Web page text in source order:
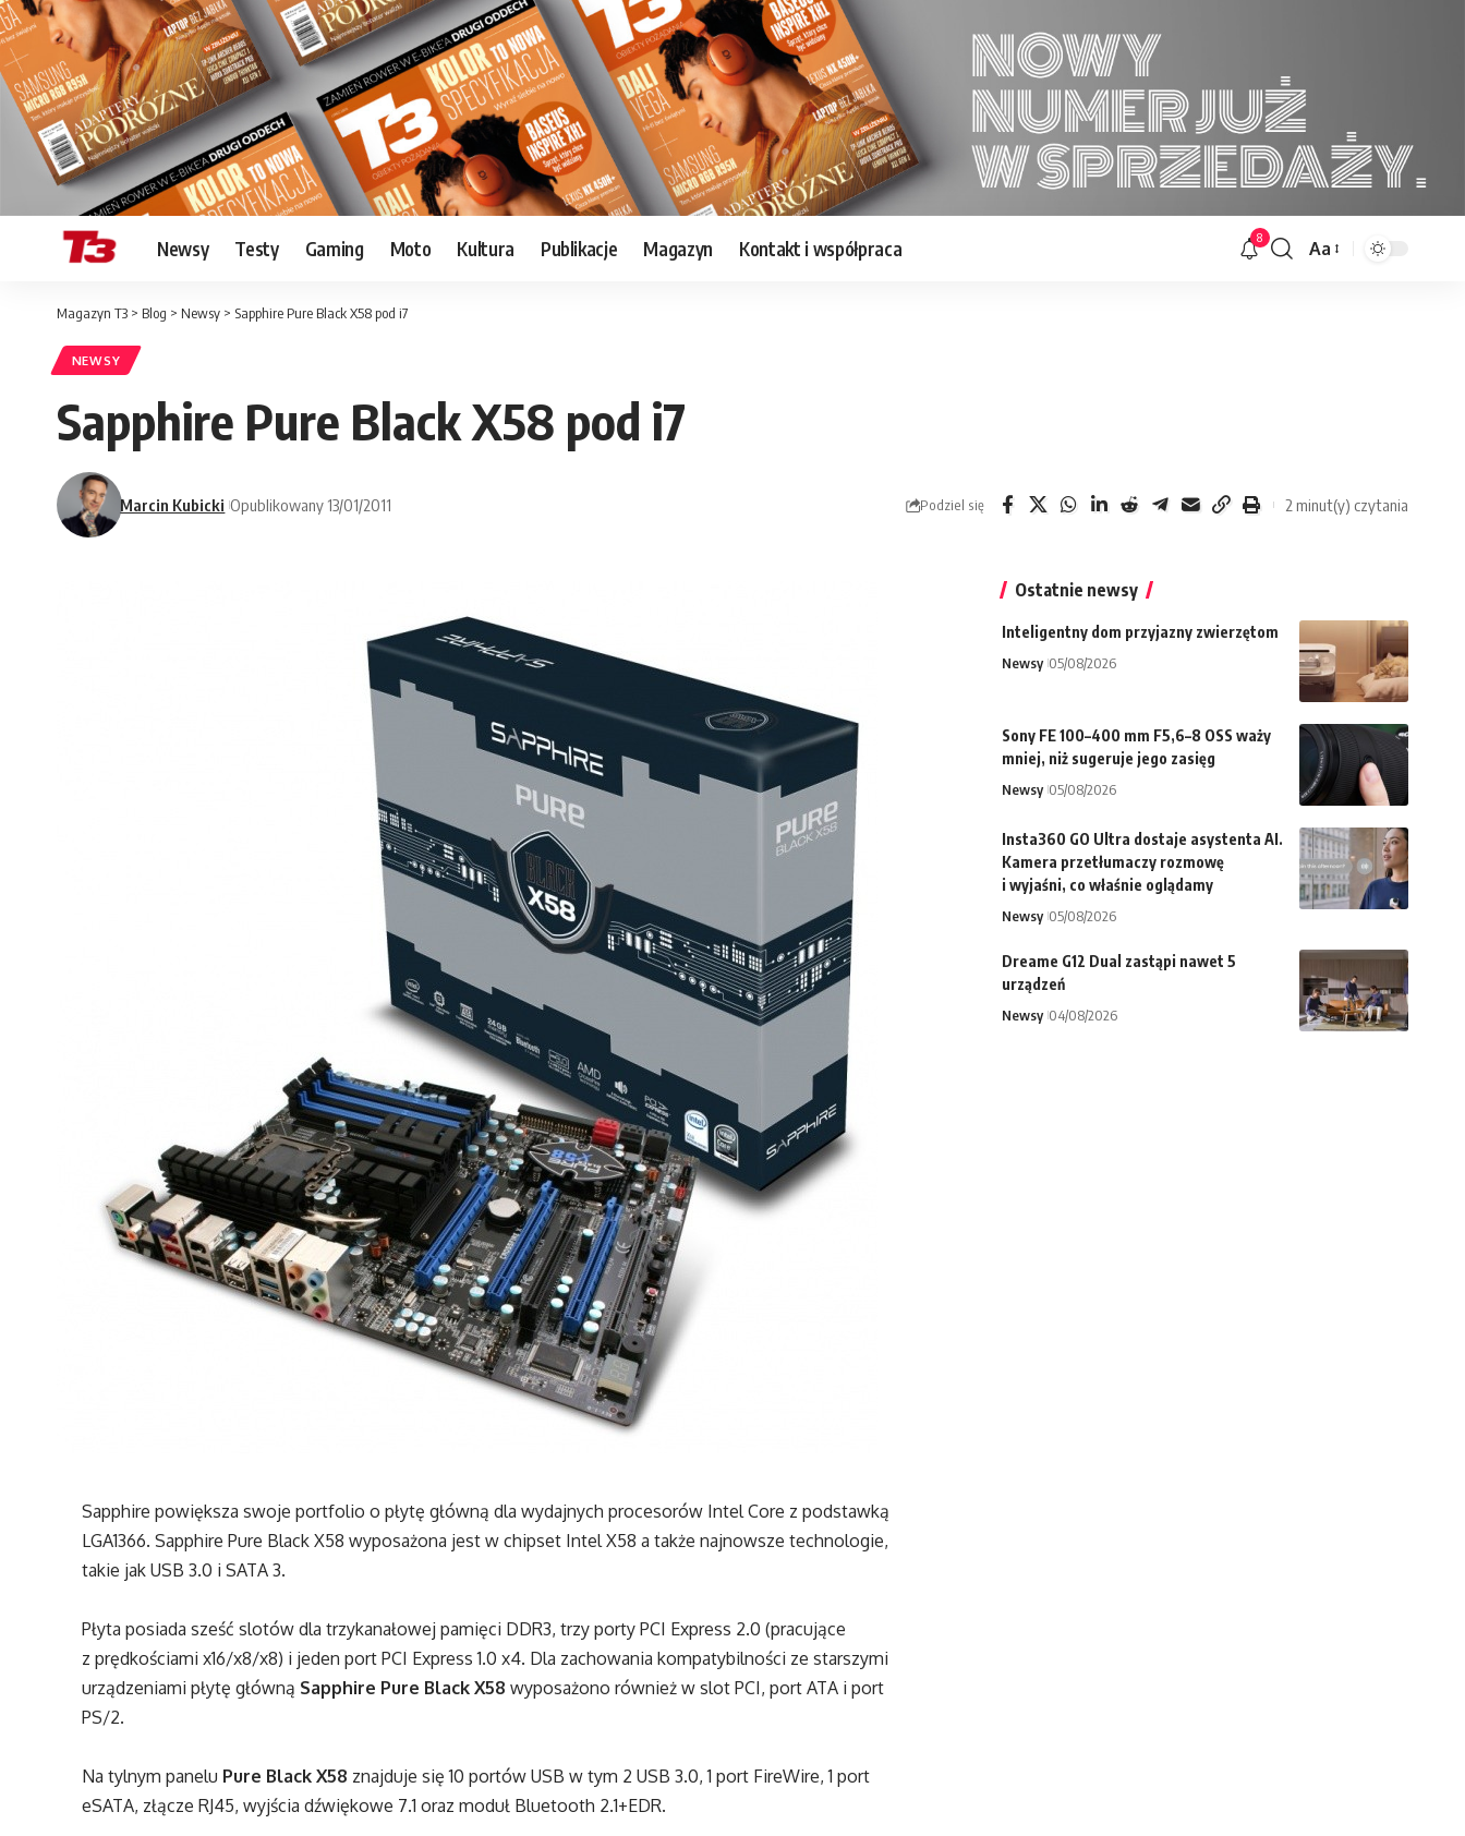
Newsy Testy Gaming Moto Kultura Publikacje Magazyn Kontakt i współpraca 8
Font
Aa
Magazyn T3 > Blog > Newsy > Sapphire Pure Black X58 pod i7
NEWSY
Sapphire Pure Black X58 pod i7
Marcin Kubicki Opublikowany 13/01/2011 Podziel się 2 minut(y) czytania
Sapphire powiększa swoje portfolio o płytę główną dla wydajnych procesorów Intel Core z podstawką
LGA1366. Sapphire Pure Black X58 wyposażona jest w chipset Intel X58 a także najnowsze technologie,
takie jak USB 3.0 i SATA 3.
Płyta posiada sześć slotów dla trzykanałowej pamięci DDR3, trzy porty PCI Express 2.0 (pracujące
z prędkościami x16/x8/x8) i jeden port PCI Express 1.0 x4. Dla zachowania kompatybilności ze starszymi
urządzeniami płytę główną Sapphire Pure Black X58 wyposażono również w slot PCI, port ATA i port
PS/2.
Na tylnym panelu Pure Black X58 znajduje się 10 portów USB w tym 2 USB 3.0, 1 port FireWire, 1 port
eSATA, złącze RJ45, wyjścia dźwiękowe 7.1 oraz moduł Bluetooth 2.1+EDR.
Ostatnie newsy
Inteligentny dom przyjazny zwierzętom
Newsy 05/08/2026
Sony FE 100–400 mm F5,6–8 OSS waży
mniej, niż sugeruje jego zasięg
Newsy 05/08/2026
Insta360 GO Ultra dostaje asystenta AI.
Kamera przetłumaczy rozmowę
i wyjaśni, co właśnie oglądamy
Newsy 05/08/2026
Dreame G12 Dual zastąpi nawet 5
urządzeń
Newsy 04/08/2026